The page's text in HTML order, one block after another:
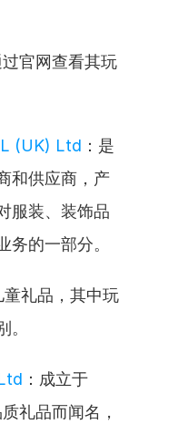
过官网查看其玩
(UK) Ltd ：是
和供应商，产
服装、装饰品
务的一部分。
童礼品，其中玩
：成立于
礼品而闻名，